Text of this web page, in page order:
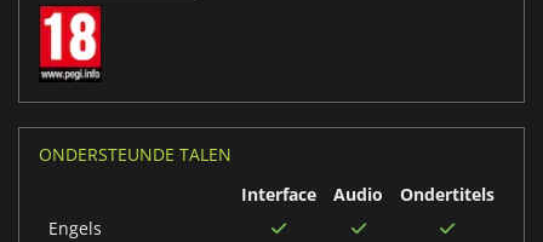
ONDERSTEUNDE TALEN
Interface
Audio
Ondertitels
Engels